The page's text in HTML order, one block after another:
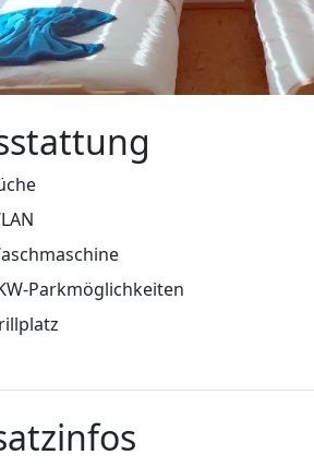
Parkmöglichkeiten